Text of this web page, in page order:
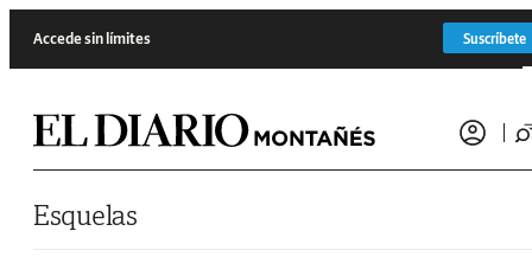
Accede sin límites Suscríbete
Esquelas